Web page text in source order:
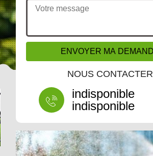
NOUS CONTACTER
indisponible
indisponible